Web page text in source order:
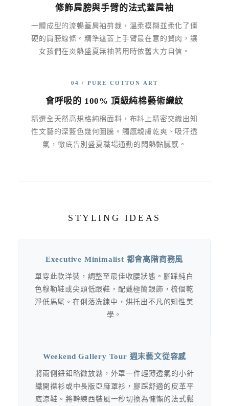
修飾肩膀與手臂的法式蓋肩袖
一體成型的流暢蓋肩袖剪裁，溫柔模糊並柔化了僵
硬的肩膀線條。精準遮蓋上手臂最在意的贅肉，讓
女孩們在炎熱盛夏無袖著用時依舊大方自信。
04 / PURE COTTON ART
會呼吸的 100% 頂級純棉藝術織紋
精選全天然高規格純棉面料，布料上精密交織出知
性文藝的深藍色幾何圖騰。觸感親膚乾爽、吸汗透
氣，徹底告別盛夏職場通勤的悶熱黏膩感。
STYLING IDEAS
Executive Minimalist 都會高階商務風
單穿此款洋裝，調整至最佳收腰狀態。腳踩純白
色穆勒鞋或尖頭低跟鞋，配戴極簡銀飾，梳個乾
淨低馬尾。在俐落洗鍊中，烘托出不凡的知性美
學。
Weekend Gallery Tour 週末藝文從容感
將兩側鈕釦略微放鬆，外罩一件輕薄透氣的小針
織開襟衫或中長版亞麻罩衫，腳踩舒適的皮革平
底涼鞋。將幹練西裝風一秒切換為慵懶的法式鬆